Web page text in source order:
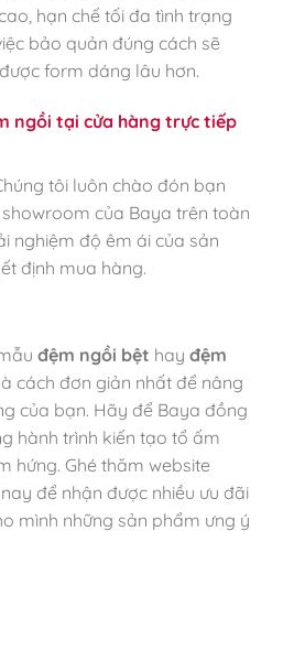
hạn chế tối đa tình trạng
bảo quản đúng cách sẽ
form dáng lâu hơn.
ngồi tại cửa hàng trực tiếp
tôi luôn chào đón bạn
của Baya trên toàn
nghiệm độ êm ái của sản
định mua hàng.
đệm ngồi bệt hay đệm
cách đơn giản nhất để nâng
của bạn. Hãy để Baya đồng
hành trình kiến tạo tổ ấm
hứng. Ghé thăm website
để nhận được nhiều ưu đãi
mình những sản phẩm ưng ý